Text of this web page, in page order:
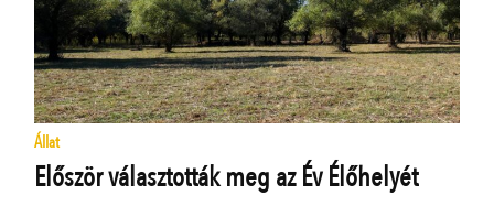
Állat
Először választották meg az Év Élőhelyét